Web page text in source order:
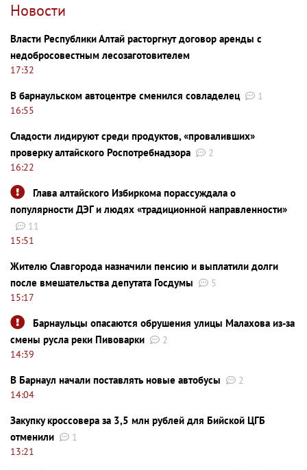
Новости
Власти Республики Алтай расторгнут договор аренды с
недобросовестным лесозаготовителем
17:32
В барнаульском автоцентре сменился совладелец
1
16:55
Сладости лидируют среди продуктов, «проваливших»
проверку алтайского Роспотребнадзора
2
16:22
Глава алтайского Избиркома порассуждала о
популярности ДЭГ и людях «традиционной направленности»
11
15:51
Жителю Славгорода назначили пенсию и выплатили долги
после вмешательства депутата Госдумы
5
15:17
Барнаульцы опасаются обрушения улицы Малахова из-за
смены русла реки Пивоварки
2
14:39
В Барнаул начали поставлять новые автобусы
2
14:04
Закупку кроссовера за 3,5 млн рублей для Бийской ЦГБ
отменили
1
13:21